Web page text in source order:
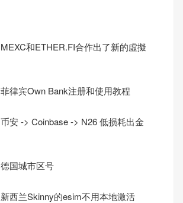
MEXC和ETHER.FI合作出了新的虛擬
菲律宾Own Bank注册和使用教程
币安 -> Coinbase -> N26 低损耗出金
德国城市区号
新西兰Skinny的esim不用本地激活